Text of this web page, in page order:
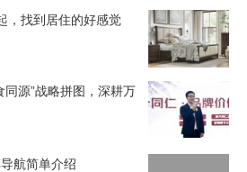
，找到居住的好感觉
同源”战略拼图，深耕万
航简单介绍